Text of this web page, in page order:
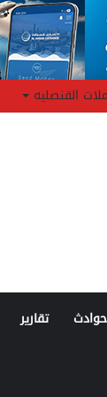
القنصليه
حوادث تقارير